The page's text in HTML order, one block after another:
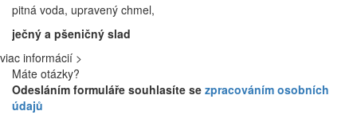
pitná voda, upravený chmel,
ječný a pšeničný slad
viac informácií >
Máte otázky?
Odesláním formuláře souhlasíte se zpracováním osobních
údajů